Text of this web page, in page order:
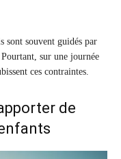
sont souvent guidés par
sur une journée
ces contraintes.
de